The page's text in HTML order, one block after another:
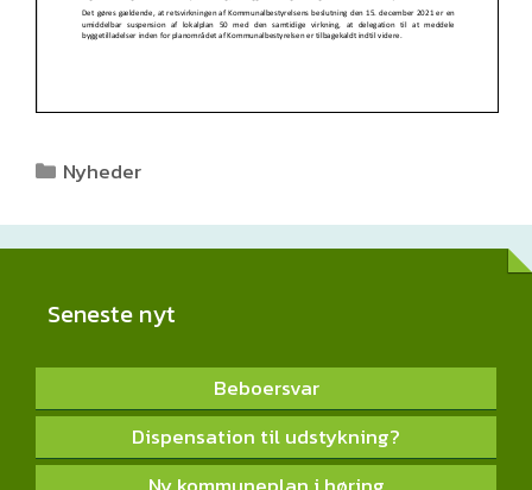
Kategorier
Nyheder
Seneste nyt
Beboersvar
Dispensation til udstykning?